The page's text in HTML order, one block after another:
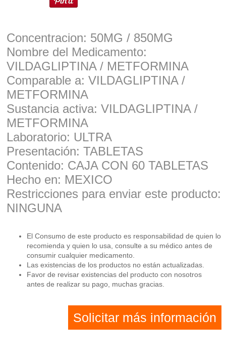
Concentracion: 50MG / 850MG
Nombre del Medicamento:
VILDAGLIPTINA / METFORMINA
Comparable a: VILDAGLIPTINA /
METFORMINA
Sustancia activa: VILDAGLIPTINA /
METFORMINA
Laboratorio: ULTRA
Presentación: TABLETAS
Contenido: CAJA CON 60 TABLETAS
Hecho en: MEXICO
Restricciones para enviar este producto:
NINGUNA
El Consumo de este producto es responsabilidad de quien lo
recomienda y quien lo usa, consulte a su médico antes de
consumir cualquier medicamento.
Las existencias de los productos no están actualizadas.
Favor de revisar existencias del producto con nosotros
antes de realizar su pago, muchas gracias.
Solicitar más información